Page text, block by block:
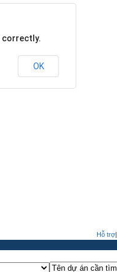
Hỗ trợ|
correctly.
OK